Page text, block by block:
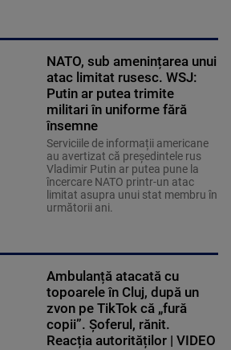
NATO, sub amenințarea unui
atac limitat rusesc. WSJ:
Putin ar putea trimite
militari în uniforme fără
însemne
Serviciile de informații americane
au avertizat că președintele rus
Vladimir Putin ar putea pune la
încercare NATO printr-un atac
limitat asupra unui stat membru în
următorii ani.
Ambulanță atacată cu
topoarele în Cluj, după un
zvon pe TikTok că „fură
copii”. Șoferul, rănit.
Reacția autorităților | VIDEO